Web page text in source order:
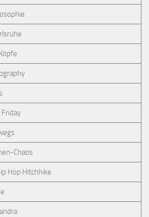
Chaos
Hop Hitchhike